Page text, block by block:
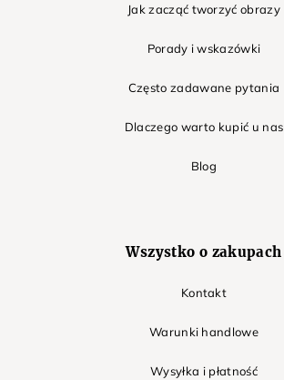
Jak zacząć tworzyć obrazy
Porady i wskazówki
Często zadawane pytania
Dlaczego warto kupić u nas
Blog
Wszystko o zakupach
Kontakt
Warunki handlowe
Wysyłka i płatność